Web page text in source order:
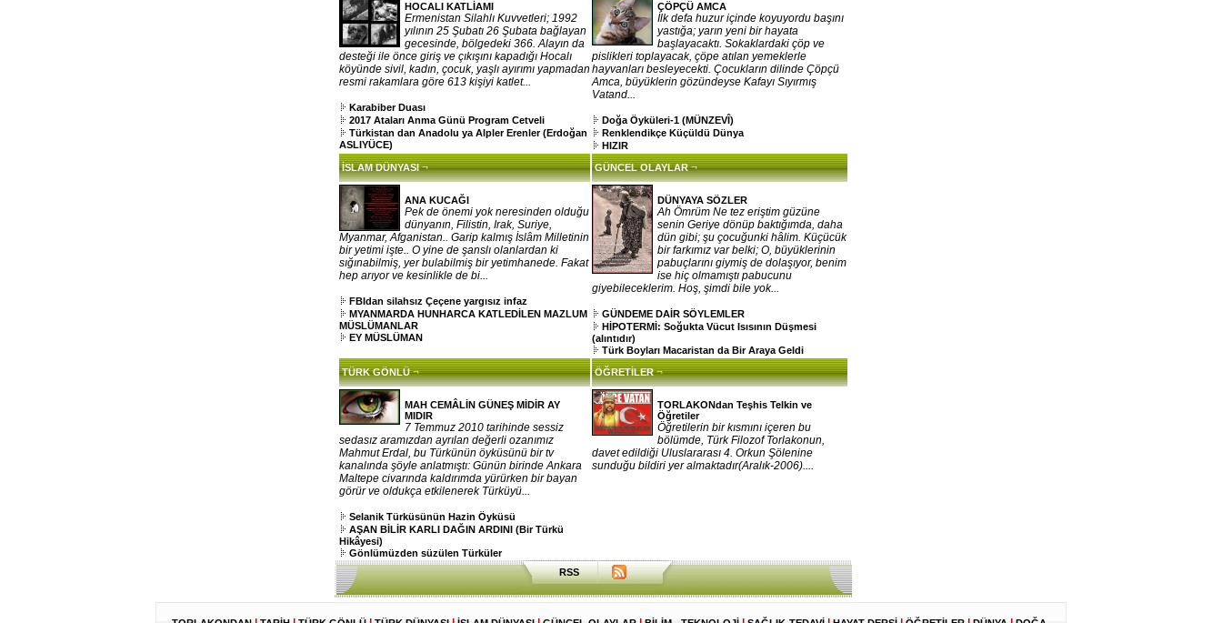
HOCALI KATLİAMI
Ermenistan Silahlı Kuvvetleri; 1992
yılının 25 Şubatı 26 Şubata bağlayan
gecesinde, bölgedeki 366. Alayın da
desteği ile önce giriş ve çıkışını kapadığı Hocalı
köyünde sivil, kadın, çocuk, yaşlı ayırımı yapmadan
resmi rakamlara göre 613 kişiyi katlet...
Karabiber Duası
2017 Ataları Anma Günü Program Cetveli
Türkistan dan Anadolu ya Alpler Erenler (Erdoğan
ASLIYÜCE)
ÇÖPÇÜ AMCA
İlk defa huzur içinde koyuyordu başını
yastığa; yarın yeni bir hayata
başlayacaktı. Sokaklardaki çöp ve
pislikleri toplayacak, çöpe atılan yemeklerle
hayvanları besleyecekti. Çocukların dilinde Çöpçü
Amca, büyüklerin gözündeyse Kafayı Sıyırmış
Vatand...
Doğa Öyküleri-1 (MÜNZEVÎ)
Renklendikçe Küçüldü Dünya
HIZIR
İSLAM DÜNYASI ¬
ANA KUCAĞI
Pek de önemi yok neresinden olduğu
dünyanın, Filistin, Irak, Suriye,
Myanmar, Afganistan.. Garip kalmış İslâm Milletinin
bir yetimi işte.. O yine de şanslı olanlardan ki
sığınabilmiş, yer bulabilmiş bir yetimhanede. Fakat
hep arıyor ve kesinlikle de bi...
FBIdan silahsız Çeçene yargısız infaz
MYANMARDA HUNHARCA KATLEDİLEN MAZLUM
MÜSLÜMANLAR
EY MÜSLÜMAN
GÜNCEL OLAYLAR ¬
DÜNYAYA SÖZLER
Ah Ömrüm Ne tez eriştim güzüne
senin Geriye dönüp baktığımda, daha
dün gibi; şu çocuğunki hâlim. Küçücük
bir farkımız var belki; O, büyüklerinin
pabuçlarını giymiş de dolaşıyor, benim
ise hiç olmamıştı pabucunu
giyebileceklerim. Hoş, şimdi bile yok...
GÜNDEME DAİR SÖYLEMLER
HİPOTERMİ: Soğukta Vücut Isısının Düşmesi
(alıntıdır)
Türk Boyları Macaristan da Bir Araya Geldi
TÜRK GÖNLÜ ¬
MAH CEMÂLİN GÜNEŞ MİDİR AY
MIDIR
7 Temmuz 2010 tarihinde sessiz
sedasız aramızdan ayrılan değerli ozanımız
Mahmut Erdal, bu Türkünün öyküsünü bir tv
kanalında şöyle anlatmıştı: Günün birinde Ankara
Maltepe civarında kaldırımda yürürken bir bayan
görür ve oldukça etkilenerek Türküyü...
Selanik Türküsünün Hazin Öyküsü
AŞAN BİLİR KARLI DAĞIN ARDINI (Bir Türkü
Hikâyesi)
Gönlümüzden süzülen Türküler
ÖĞRETİLER ¬
TORLAKONdan Teşhis Telkin ve
Öğretiler
Öğretilerin bir kısmını içeren bu
bölümde, Türk Filozof Torlakonun,
davet edildiği Uluslararası 4. Orkun Şölenine
sunduğu bildiri yer almaktadır(Aralık-2006)....
RSS